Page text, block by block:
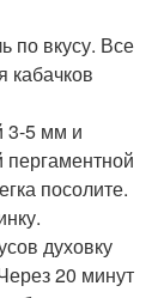
по вкусу. Все
кабачков
3-5 мм и
посолите.
духовку
20 минут